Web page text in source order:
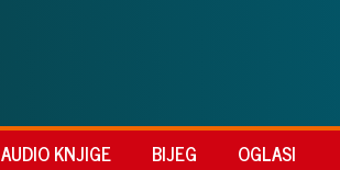
AUDIO KNJIGE BIJEG OGLASI